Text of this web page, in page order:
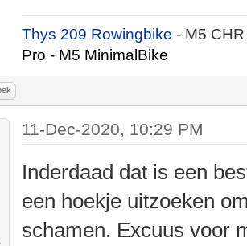
Thys 209 Rowingbike- M5
Pro - M5 MinimalBike
11-Dec-2020, 10:29 PM
Inderdaad dat is een
een hoekje uitzoeken
schamen. Excuus voor